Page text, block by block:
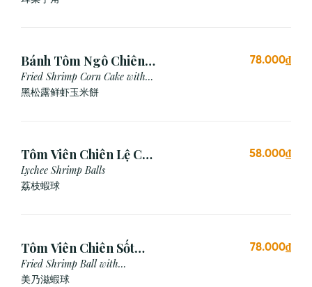
Bánh Tôm Ngô Chiên
Nấm Truffle (3 viên)
Fried Shrimp Corn Cake with
Truffle
黑松露鲜虾玉米餅
78.000₫
Tôm Viên Chiên Lệ Chi
(3 viên)
Lychee Shrimp Balls
荔枝蝦球
58.000₫
Tôm Viên Chiên Sốt
Mayonnaise (3 viên)
Fried Shrimp Ball with
Mayonnaise Sauce
美乃滋蝦球
78.000₫